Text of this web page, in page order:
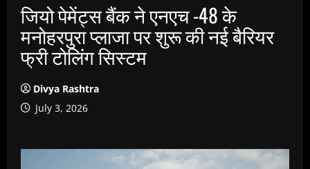
जियो पेमेंट्स बैंक ने एनएच -48 के
मनोहरपुरा प्लाजा पर शुरू की नई बैरियर
फ्री टोलिंग सिस्टम
Divya Rashtra
July 3, 2026